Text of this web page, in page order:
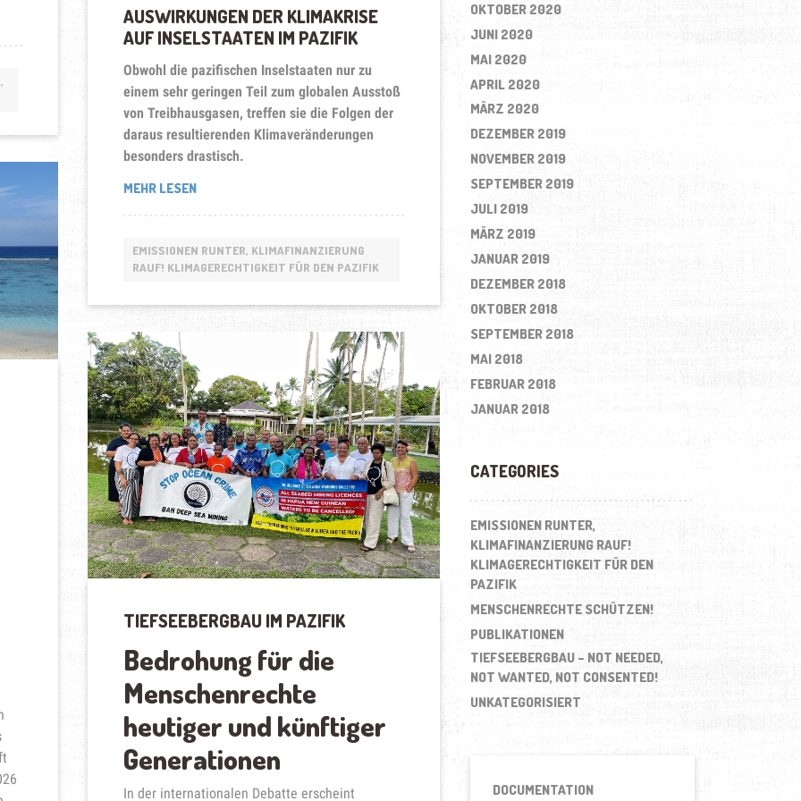
AUSWIRKUNGEN DER KLIMAKRISE
AUF INSELSTAATEN IM PAZIFIK
Obwohl die pazifischen Inselstaaten nur zu
einem sehr geringen Teil zum globalen Ausstoß
von Treibhausgasen, treffen sie die Folgen der
daraus resultierenden Klimaveränderungen
besonders drastisch.
MEHR LESEN„AUSWIRKUNGEN
AUF
INSELSTAATEN
PAZIFIK“
EMISSIONEN RUNTER, KLIMAFINANZIERUNG
RAUF! KLIMAGERECHTIGKEIT FÜR DEN PAZIFIK
TIEFSEEBERGBAU IM PAZIFIK
Bedrohung für die
Menschenrechte
heutiger und künftiger
Generationen
In der internationalen Debatte erscheint
OKTOBER 2020
JUNI 2020
MAI 2020
APRIL 2020
MÄRZ 2020
DEZEMBER 2019
NOVEMBER 2019
SEPTEMBER 2019
JULI 2019
MÄRZ 2019
JANUAR 2019
DEZEMBER 2018
OKTOBER 2018
SEPTEMBER 2018
MAI 2018
FEBRUAR 2018
JANUAR 2018
CATEGORIES
EMISSIONEN RUNTER,
KLIMAFINANZIERUNG RAUF!
KLIMAGERECHTIGKEIT FÜR DEN
PAZIFIK
MENSCHENRECHTE SCHÜTZEN!
PUBLIKATIONEN
TIEFSEEBERGBAU – NOT NEEDED,
NOT WANTED, NOT CONSENTED!
UNKATEGORISIERT
DOCUMENTATION